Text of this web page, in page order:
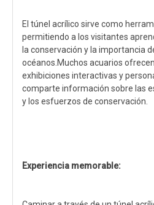
El túnel acrílico sirve como
permitiendo a los visitantes
la conservación y la importancia
océanos.Muchos acuarios
exhibiciones interactivas y
comparte información sobre las
y los esfuerzos de conservación.
Experiencia memorable: